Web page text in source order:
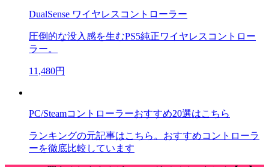
DualSense ワイヤレスコントローラー
圧倒的な没入感を生むPS5純正ワイヤレスコントロー
ラー。
11,480円
PC/Steamコントローラーおすすめ20選はこちら
ランキングの元記事はこちら。おすすめコントローラ
ーを徹底比較しています